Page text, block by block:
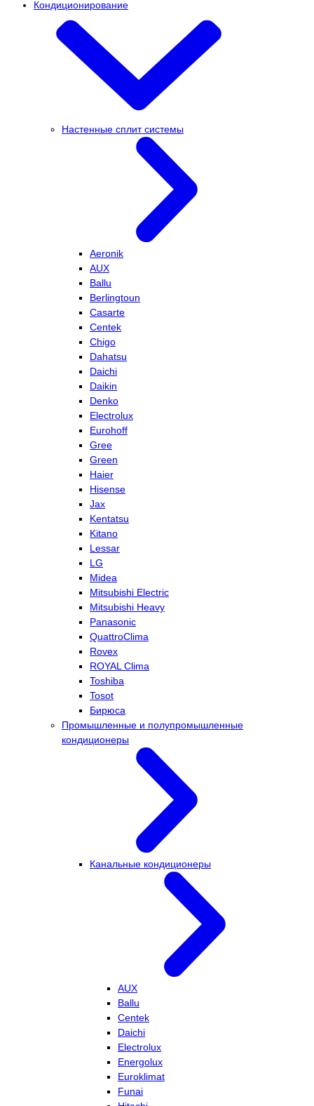
Кондиционирование
Настенные сплит системы
Aeronik
AUX
Ballu
Berlingtoun
Casarte
Centek
Chigo
Dahatsu
Daichi
Daikin
Denko
Electrolux
Eurohoff
Gree
Green
Haier
Hisense
Jax
Kentatsu
Kitano
Lessar
LG
Midea
Mitsubishi Electric
Mitsubishi Heavy
Panasonic
QuattroClima
Rovex
ROYAL Clima
Toshiba
Tosot
Бирюса
Промышленные и полупромышленные
кондиционеры
Канальные кондиционеры
AUX
Ballu
Centek
Daichi
Electrolux
Energolux
Euroklimat
Funai